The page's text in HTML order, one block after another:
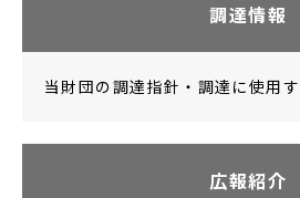
調達情報
当財団の調達指針・調達に使用
広報紹介